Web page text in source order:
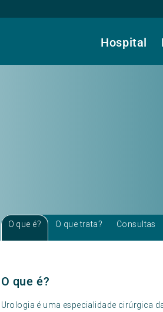
Hospital
O que é? O que trata? Consultas
O que é?
Urologia é uma especialidade cirúrgica